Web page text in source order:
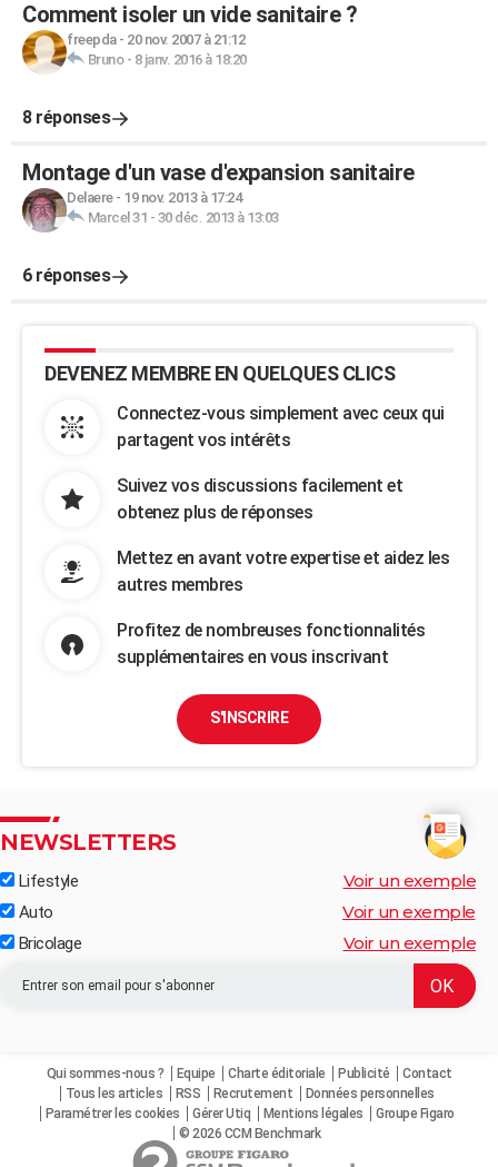
Comment isoler un vide sanitaire ?
freepda- 20 nov. 2007 à 21:12
Bruno- 8 janv. 2016 à 18:20
8 réponses
Montage d'un vase d'expansion sanitaire
Delaere- 19 nov. 2013 à 17:24
Marcel 31 - 30 déc. 2013 à 13:03
6 réponses
DEVENEZ MEMBRE EN QUELQUES CLICS
Connectez-vous simplement avec ceux qui
partagent vos intérêts
Suivez vos discussions facilement et
obtenez plus de réponses
Mettez en avant votre expertise et aidez les
autres membres
Profitez de nombreuses fonctionnalités
supplémentaires en vous inscrivant
S'INSCRIRE
NEWSLETTERS
Lifestyle Voir un exemple
Auto Voir un exemple
Bricolage Voir un exemple
Qui sommes-nous ? Equipe Charte éditoriale Publicité
Contact
Tous les articles
RSS Recrutement
Données personnelles
Paramétrer les cookies
Gérer Utiq Mentions légales
Groupe Figaro
© 2026 CCM Benchmark